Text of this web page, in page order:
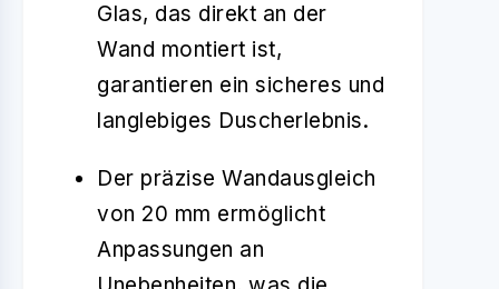
Glas, das direkt an der
Wand montiert ist,
garantieren ein sicheres und
langlebiges Duscherlebnis.
Der präzise Wandausgleich
von 20 mm ermöglicht
Anpassungen an